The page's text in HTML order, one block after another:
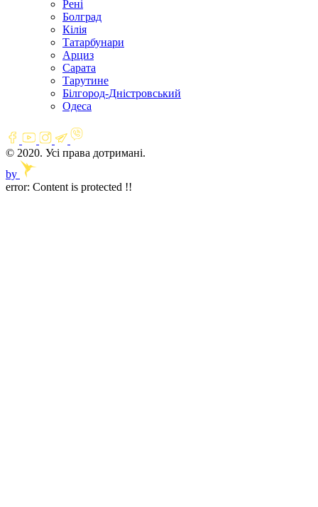
Рені
Болград
Кілія
Татарбунари
Арциз
Сарата
Тарутине
Білгород-Дністровський
Одеса
© 2020. Усі права дотримані.
by
error: Content is protected !!